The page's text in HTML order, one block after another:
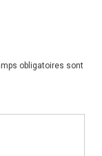
obligatoires sont